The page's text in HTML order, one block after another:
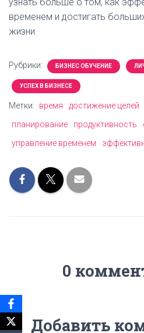
временем и достигать
жизни
Рубрики: БИЗНЕС ОБУЧЕНИЕ
УСПЕХ В БИЗНЕСЕ
Метки: время достижение целей
планирование
продуктивность
управление временем
0
Добавить